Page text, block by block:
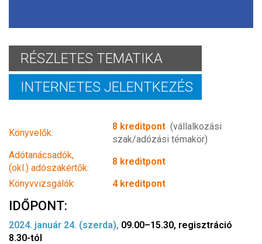
RÉSZLETES TEMATIKA
INTERNETES JELENTKEZÉS
Könyvelők:
8 kreditpont (vállalkozási
szak/adózási témakör)
Adótanácsadók,
(okl.) adószakértők:
8 kreditpont
Könyvvizsgálók:
4 kreditpont
IDŐPONT:
2024. január 24. (szerda), 09.00–15.30, regisztráció
8.30-tól